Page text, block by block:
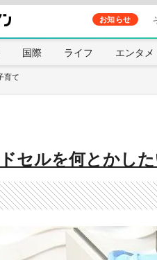
お知らせ
国際 ライフ エンタメ
育て
ドセルを何とかし